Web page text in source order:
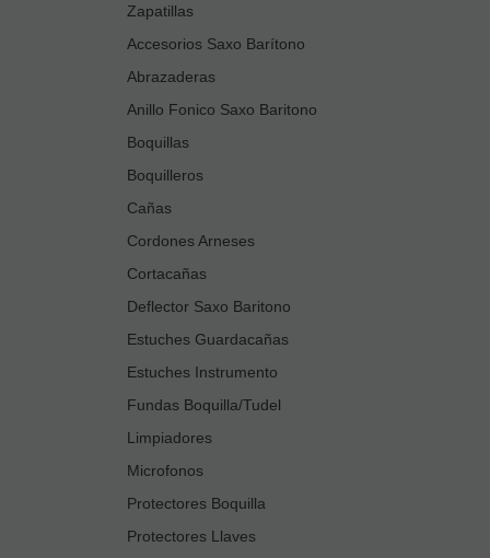
Zapatillas
Accesorios Saxo Barítono
Abrazaderas
Anillo Fonico Saxo Baritono
Boquillas
Boquilleros
Cañas
Cordones Arneses
Cortacañas
Deflector Saxo Baritono
Estuches Guardacañas
Estuches Instrumento
Fundas Boquilla/Tudel
Limpiadores
Microfonos
Protectores Boquilla
Protectores Llaves